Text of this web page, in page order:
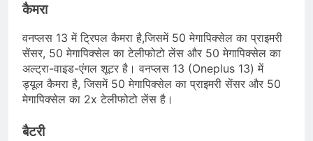
कैमरा
वनप्लस 13 में ट्रिपल कैमरा है,जिसमें 50 मेगापिक्सेल का प्राइमरी
सेंसर, 50 मेगापिक्सेल का टेलीफोटो लेंस और 50 मेगापिक्सेल का
अल्ट्रा-वाइड-एंगल शूटर है। वनप्लस 13 (Oneplus 13) में
ड्यूल कैमरा है, जिसमें 50 मेगापिक्सेल का प्राइमरी सेंसर और 50
मेगापिक्सेल का 2x टेलीफोटो लेंस है।
बैटरी